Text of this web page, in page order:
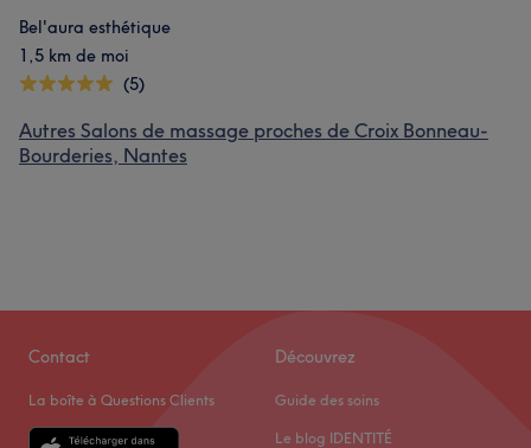
Bel'aura esthétique
1,5 km de moi
(5)
Autres Salons de massage proches de Croix Bonneau-
Bourderies, Nantes
Contact
La boîte à Questions Clients
Découvrez
Guide des soins
Le blog IDENTITÉ